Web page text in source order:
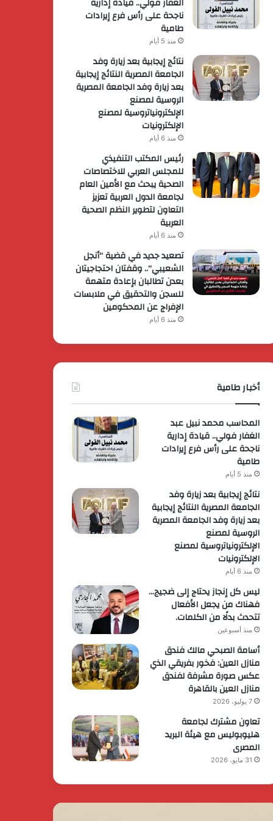
ناجحة على رأس فرع إيرادات
طامية
منذ 5 أيام
نتائج إيجابية بعد زيارة وفد
الجامعة المصرية النتائج إيجابية
بعد زيارة وفد الجامعة المصرية
الروسية لمصنع
الإلكترونياتروسية لمصنع
الإلكترونيات
منذ 6 أيام
رئيس المكتب التنفيذي
للمجلس العربي للاختصاصات
الصحية يبحث مع الأمين العام
لجامعة الدول العربية تعزيز
التعاون لتطوير النظم الصحية
العربية
منذ 6 أيام
تصعيد جديد في قضية “أنجل
الشعيبي”.. وقفتان احتجاجيتان
بعدن تطالبان بإعادة متهمة
للسجن والتحقيق في ملابسات
الإفراج عن المحكومين
منذ 6 أيام
أخبار طامية
المحاسب محمد نبيل عبد
الغفار فولي.. قيادة إدارية
ناجحة على رأس فرع إيرادات
طامية
منذ 5 أيام
نتائج إيجابية بعد زيارة وفد
الجامعة المصرية النتائج إيجابية
بعد زيارة وفد الجامعة المصرية
الروسية لمصنع
الإلكترونياتروسية لمصنع
الإلكترونيات
منذ 6 أيام
ليس كل إنجاز يحتاج إلى ضجيج…
فهناك من يجعل الأفعال
تتحدث بدلًا من الكلمات.
منذ أسبوعين
أسامة الصبحي مالك فندق
منازل العين: فخور بفريقي الذي
عكس صورة مشرفة لفندق
منازل العين بالقاهرة
7 يوليو، 2026
تعاون مشترك لجامعة
هليوبوليس مع هيئة البريد
المصرى
31 مايو، 2026
رئيس